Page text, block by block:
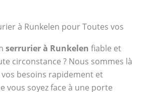
à Runkelen pour Toutes vos
serrurier à Runkelen fiable et
circonstance ? Nous sommes là
besoins rapidement et
vous soyez face à une porte